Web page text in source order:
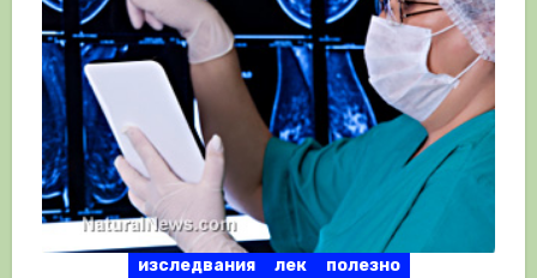
изследвания лек полезно